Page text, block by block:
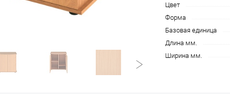
Цвет
Форма
Базовая единица
Длина мм.
Ширина мм.